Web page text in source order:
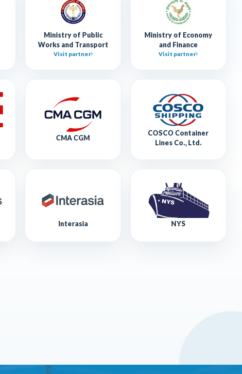
Ministry of Public
Works and Transport
Visit partner
Ministry of Economy
and Finance
Visit partner
CMA CGM
COSCO Container
Lines Co., Ltd.
Interasia NYS